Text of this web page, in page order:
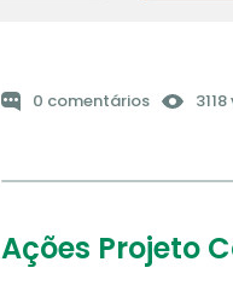
0 comentários
Ações Projeto